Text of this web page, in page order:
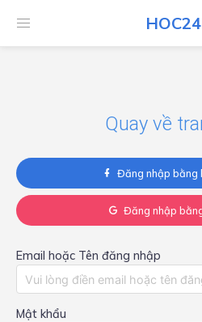
HOC24
HOC24
Quay về
Đăng nhập bằng
Đăng nhập
Email hoặc Tên đăng nhập
Mật khẩu